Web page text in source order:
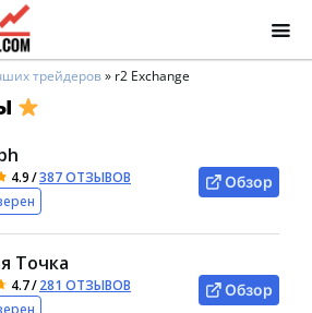
трейдеров» r2 Exchange
4.9/387 ОТЗЫВОВ
Обзор
Точка
4.7/281 ОТЗЫВОВ
Обзор